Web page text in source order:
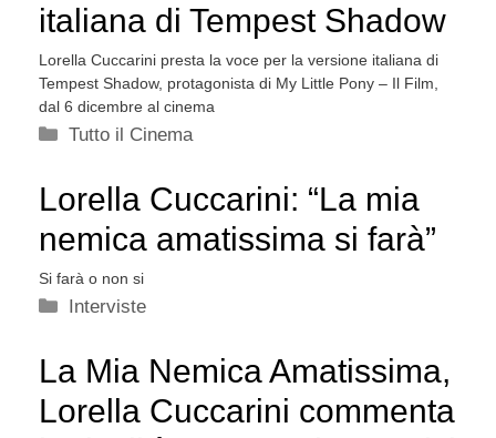
italiana di Tempest Shadow
Lorella Cuccarini presta la voce per la versione italiana di
Tempest Shadow, protagonista di My Little Pony – Il Film,
dal 6 dicembre al cinema
Categorie
Tutto il Cinema
Lorella Cuccarini: “La mia
nemica amatissima si farà”
Si farà o non si
Categorie
Interviste
La Mia Nemica Amatissima,
Lorella Cuccarini commenta